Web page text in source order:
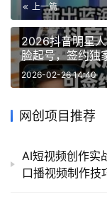
上一篇
2026抖音明星
脸起号，签约独
2026-02-26 14:40
网创项目推荐
AI短视频创作实
口播视频制作技